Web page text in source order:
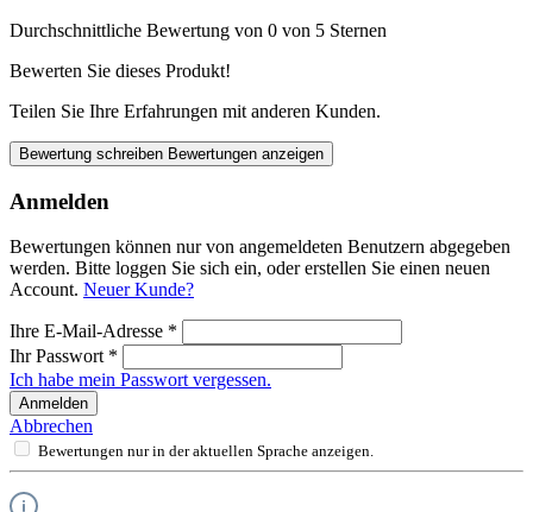
Durchschnittliche Bewertung von 0 von 5 Sternen
Bewerten Sie dieses Produkt!
Teilen Sie Ihre Erfahrungen mit anderen Kunden.
Bewertung schreiben Bewertungen anzeigen
Anmelden
Bewertungen können nur von angemeldeten Benutzern abgegeben
werden. Bitte loggen Sie sich ein, oder erstellen Sie einen neuen
Account. Neuer Kunde?
Ihre E-Mail-Adresse *
Ihr Passwort *
Ich habe mein Passwort vergessen.
Anmelden
Abbrechen
Bewertungen nur in der aktuellen Sprache anzeigen.